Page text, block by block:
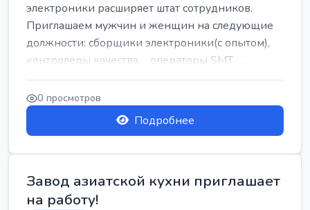
электроники расширяет штат сотрудников.
Приглашаем мужчин и женщин на следующие
должности: сборщики электроники(с опытом),
контролеры качества, операторы SMT, ...
0 просмотров
Подробнее
Завод азиатской кухни приглашает
на работу!